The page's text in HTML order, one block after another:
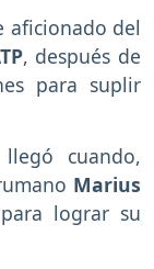
aficionado del
, después de
para suplir
cuando,
Marius
lograr su